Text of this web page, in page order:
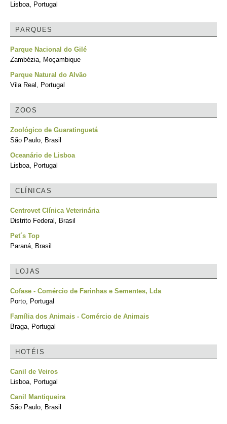
Lisboa, Portugal
PARQUES
Parque Nacional do Gilé
Zambézia, Moçambique
Parque Natural do Alvão
Vila Real, Portugal
ZOOS
Zoológico de Guaratinguetá
São Paulo, Brasil
Oceanário de Lisboa
Lisboa, Portugal
CLÍNICAS
Centrovet Clínica Veterinária
Distrito Federal, Brasil
Pet´s Top
Paraná, Brasil
LOJAS
Cofase - Comércio de Farinhas e Sementes, Lda
Porto, Portugal
Família dos Animais - Comércio de Animais
Braga, Portugal
HOTÉIS
Canil de Veiros
Lisboa, Portugal
Canil Mantiqueira
São Paulo, Brasil